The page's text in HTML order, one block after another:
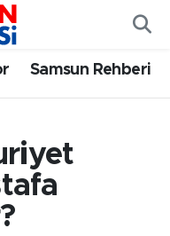
Samsun Rehberi